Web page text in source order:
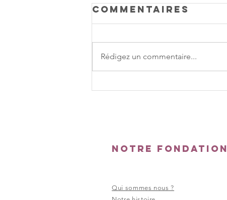
Une balade à
Commentaires
Rédigez un commentaire...
Notre fondation
Qui sommes nous ?